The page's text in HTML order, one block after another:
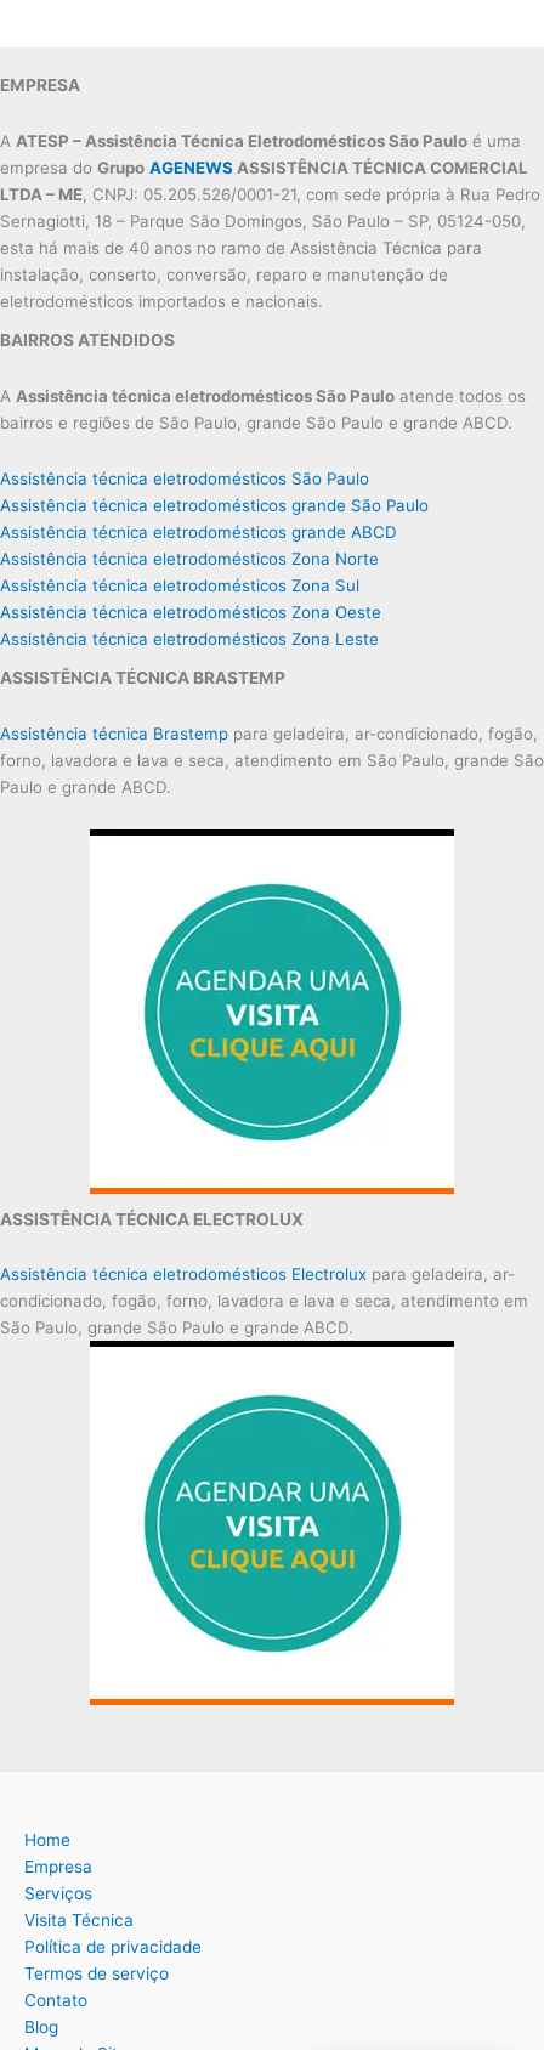
EMPRESA
A ATESP – Assistência Técnica Eletrodomésticos São Paulo é uma
empresa do Grupo AGENEWS ASSISTÊNCIA TÉCNICA COMERCIAL
LTDA – ME , CNPJ: 05.205.526/0001-21, com sede própria à Rua Pedro
Sernagiotti, 18 – Parque São Domingos, São Paulo – SP, 05124-050,
esta há mais de 40 anos no ramo de Assistência Técnica para
instalação, conserto, conversão, reparo e manutenção de
eletrodomésticos importados e nacionais.
BAIRROS ATENDIDOS
A Assistência técnica eletrodomésticos São Paulo atende todos os
bairros e regiões de São Paulo, grande São Paulo e grande ABCD.
Assistência técnica eletrodomésticos São Paulo
Assistência técnica eletrodomésticos grande São Paulo
Assistência técnica eletrodomésticos grande ABCD
Assistência técnica eletrodomésticos Zona Norte
Assistência técnica eletrodomésticos Zona Sul
Assistência técnica eletrodomésticos Zona Oeste
Assistência técnica eletrodomésticos Zona Leste
ASSISTÊNCIA TÉCNICA BRASTEMP
Assistência técnica Brastemp para geladeira, ar-condicionado, fogão,
forno, lavadora e lava e seca, atendimento em São Paulo, grande São
Paulo e grande ABCD.
ASSISTÊNCIA TÉCNICA ELECTROLUX
Assistência técnica eletrodomésticos Electrolux para geladeira, ar-
condicionado, fogão, forno, lavadora e lava e seca, atendimento em
São Paulo, grande São Paulo e grande ABCD.
Home
Empresa
Serviços
Visita Técnica
Política de privacidade
Termos de serviço
Contato
Blog